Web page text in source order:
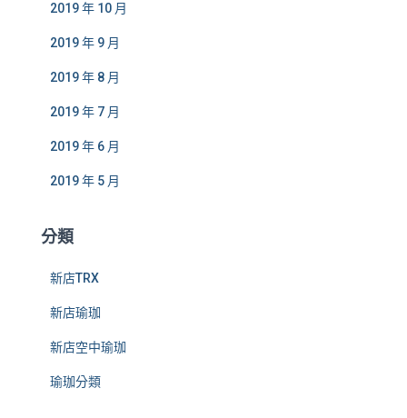
2019 年 10 月
2019 年 9 月
2019 年 8 月
2019 年 7 月
2019 年 6 月
2019 年 5 月
分類
新店TRX
新店瑜珈
新店空中瑜珈
瑜珈分類